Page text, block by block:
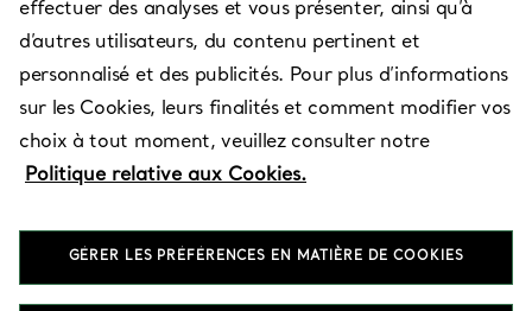
Pays/Région
Accueil / Trouver une boutique /
effectuer des analyses et vous présenter, ainsi qu’à
d’autres utilisateurs, du contenu pertinent et
personnalisé et des publicités. Pour plus d’informations
sur les Cookies, leurs finalités et comment modifier vos
choix à tout moment, veuillez consulter notre
Politique relative aux Cookies.
GÉRER LES PRÉFÉRENCES EN MATIÈRE DE COOKIES